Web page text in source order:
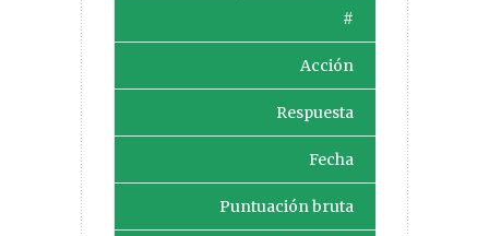
#
Acción
Respuesta
Fecha
Puntuación bruta